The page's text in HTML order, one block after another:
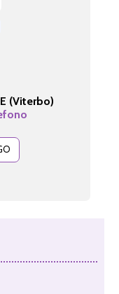
(Viterbo)